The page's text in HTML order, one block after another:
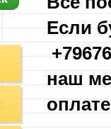
Если
наш